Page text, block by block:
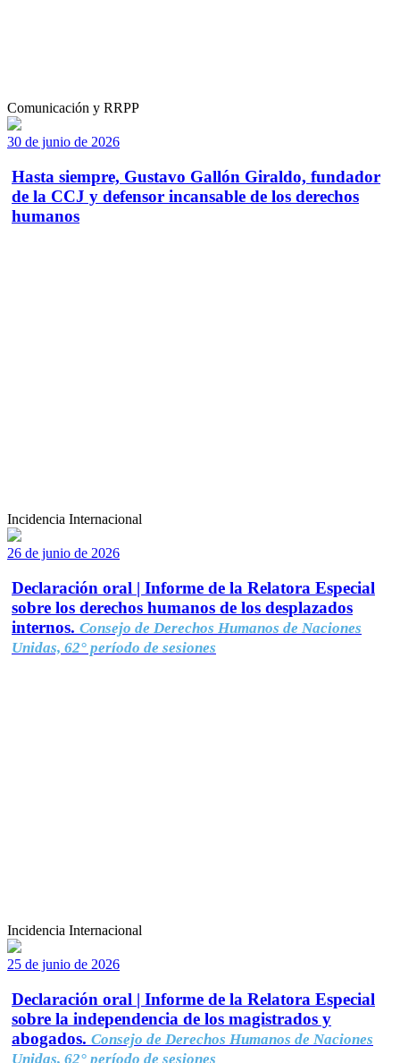
Comunicación y RRPP
30 de junio de 2026
Hasta siempre, Gustavo Gallón Giraldo, fundador
de la CCJ y defensor incansable de los derechos
humanos
Incidencia Internacional
26 de junio de 2026
Declaración oral | Informe de la Relatora Especial
sobre los derechos humanos de los desplazados
internos. Consejo de Derechos Humanos de Naciones
Unidas, 62° período de sesiones
Incidencia Internacional
25 de junio de 2026
Declaración oral | Informe de la Relatora Especial
sobre la independencia de los magistrados y
abogados. Consejo de Derechos Humanos de Naciones
Unidas, 62° período de sesiones